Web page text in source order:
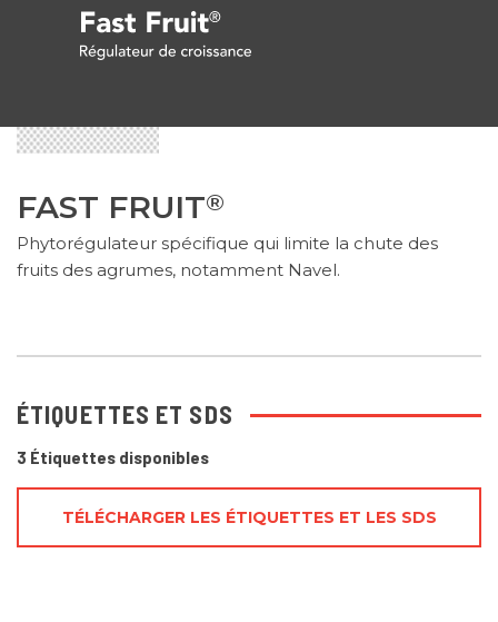
FAST FRUIT®
Phytorégulateur spécifique qui limite la chute des
fruits des agrumes, notamment Navel.
ÉTIQUETTES ET SDS
3 Étiquettes disponibles
TÉLÉCHARGER LES ÉTIQUETTES ET LES SDS